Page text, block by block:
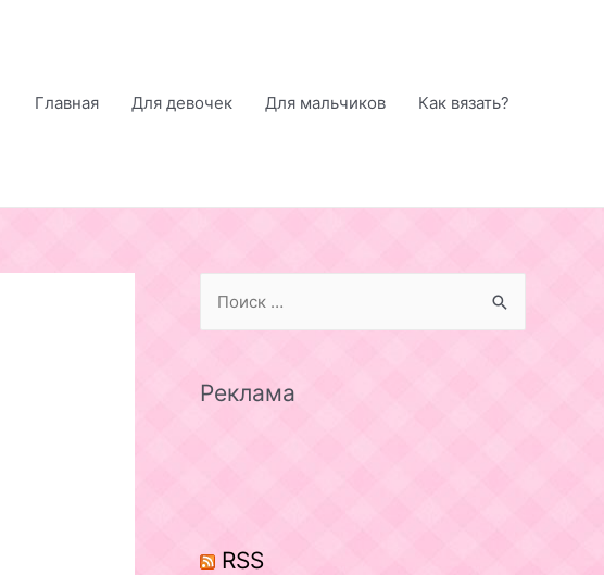
Главная
Для девочек Для мальчиков Как вязать?
rРеклама
RSS